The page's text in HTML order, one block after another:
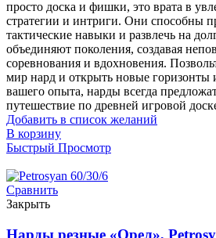
просто доска и фишки, это врата в
стратегии и интриги. Они способны
тактические навыки и развлечь на
объединяют поколения, создавая
соревнования и вдохновения.
мир нард и открыть новые горизонты
вашего опыта, нарды всегда
путешествие по древней игровой
Добавить в список желаний
В корзину
Быстрый Просмотр
Сравнить
Закрыть
Нарды резные «Орел»,